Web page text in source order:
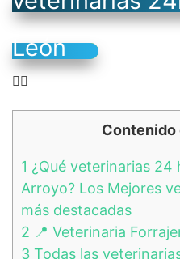
León
👉🏻
1 ¿Qué veterinarias 24
Arroyo? Los Mejores
más destacadas
2 📍 Veterinaria
3 Todas las